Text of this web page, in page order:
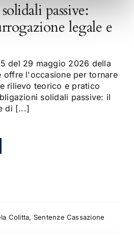
passive:
legale e
del 29 maggio 2026 della
offre l'occasione per tornare
rilievo teorico e pratico
solidali passive: il
di [...]
Colitta, Sentenze Cassazione